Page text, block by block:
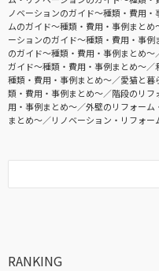
ノベーションのガイド〜種類・費用・
ムのガイド〜種類・費用・事例まとめ
ーションのガイド〜種類・費用・事例
のガイド〜種類・費用・事例まとめ〜
ガイド〜種類・費用・事例まとめ〜
種類・費用・事例まとめ〜
愛猫と暮
類・費用・事例まとめ〜
階段のリフ
用・事例まとめ〜
外壁のリフォーム
まとめ〜
リノベーション・リフォ
RANKING